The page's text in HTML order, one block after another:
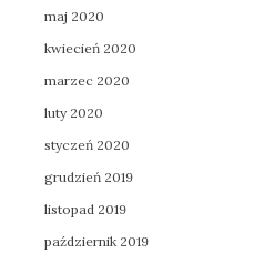
maj 2020
kwiecień 2020
marzec 2020
luty 2020
styczeń 2020
grudzień 2019
listopad 2019
październik 2019